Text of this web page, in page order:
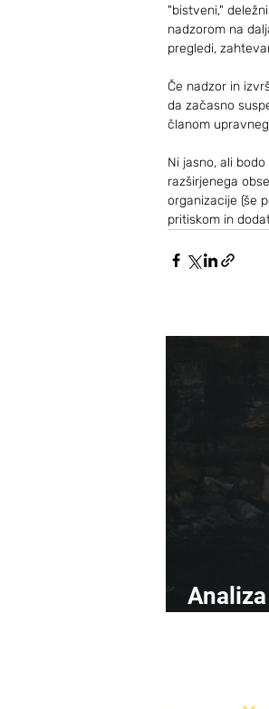
"bistveni,"
nadzorom na
pregledi,
Če nadzor in
da začasno
članom
Ni jasno, ali
razširjenega
organizacije (še
pritiskom in